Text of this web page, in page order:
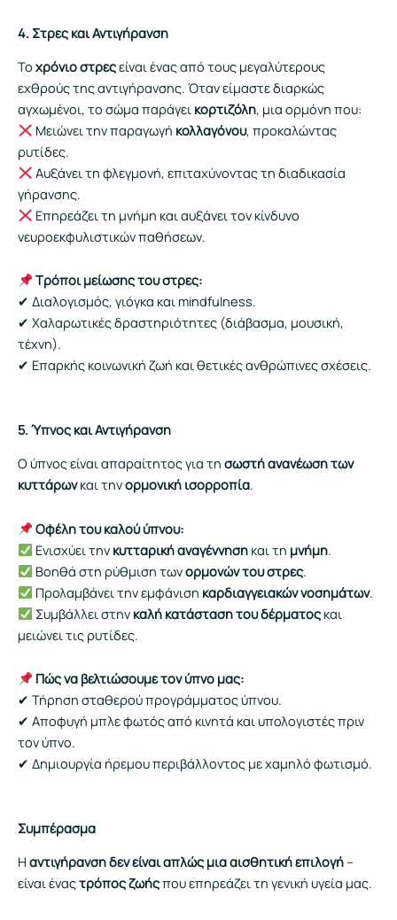
4. Στρες και Αντιγήρανση
Το χρόνιο στρεςείναι ένας από τους μεγαλύτερους
εχθρούς της αντιγήρανσης. Όταν είμαστε διαρκώς
αγχωμένοι, το σώμα παράγει κορτιζόλη, μια ορμόνη που:
Μειώνει την παραγωγή κολλαγόνου, προκαλώντας
ρυτίδες.
Αυξάνει τη φλεγμονή, επιταχύνοντας τη διαδικασία
γήρανσης.
Επηρεάζει τη μνήμη και αυξάνει τον κίνδυνο
νευροεκφυλιστικών παθήσεων.
Τρόποι μείωσης του στρες:
✔ Διαλογισμός, γιόγκα και mindfulness.
✔ Χαλαρωτικές δραστηριότητες (διάβασμα, μουσική,
τέχνη).
✔ Επαρκής κοινωνική ζωή και θετικές ανθρώπινες σχέσεις.
5. Ύπνος και Αντιγήρανση
Ο ύπνος είναι απαραίτητος για τη σωστή ανανέωση των
κυττάρωνκαι τηνορμονική ισορροπία.
Οφέλη του καλού ύπνου:
Ενισχύει την κυτταρική αναγέννησηκαι τη μνήμη.
Βοηθά στη ρύθμιση τωνορμονών του στρες.
Προλαμβάνει την εμφάνιση καρδιαγγειακών νοσημάτων.
Συμβάλλει στην καλή κατάσταση του δέρματοςκαι
μειώνει τις ρυτίδες.
Πώς να βελτιώσουμε τον ύπνο μας:
✔ Τήρηση σταθερού προγράμματος ύπνου.
✔ Αποφυγή μπλε φωτός από κινητά και υπολογιστές πριν
τον ύπνο.
✔ Δημιουργία ήρεμου περιβάλλοντος με χαμηλό φωτισμό.
Συμπέρασμα
Η αντιγήρανση δεν είναι απλώς μια αισθητική επιλογή–
είναι έναςτρόπος ζωήςπου επηρεάζει τη γενική υγεία μας.